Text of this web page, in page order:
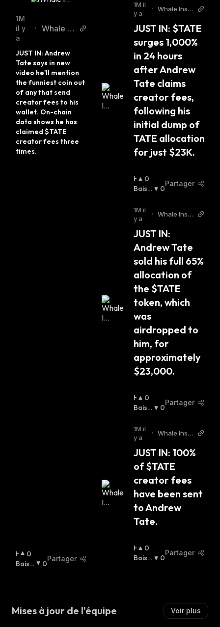
1M
il y
a
•
Whale In
tter
JUST IN: Andrew
Tate says in new
video he'll mention
the funniest coin out
of any that send
creator fees to his
wallet. On-chain
data shows he has
claimed $TATE
creator fees three
times.
H
A
E
0
Baissi
0
Partager
1M il
y a
•
Whale Insid
JUST IN: $TATE
surges 1,000%
in 24 hours
after Andrew
Tate claims
creator fees,
following his
initial dump of
TATE allocation
for just $23K.
H
A
S
S
E
R
0
Baissi
0
Partager
1M il
y a
•
Whale Insid
JUST IN:
Andrew Tate
sold his full 65%
allocation of
the $TATE
token, which
was
airdropped to
him, for
approximately
$23,000.
H
A
S
S
E
R
0
Baissi
0
Partager
1M il
y a
•
Whale Insid
JUST IN: 100%
of $TATE
creator fees
have been sent
to Andrew
Tate.
H
A
0
Baissi
0
Partager
Mises à jour de l'équipe Voir plus